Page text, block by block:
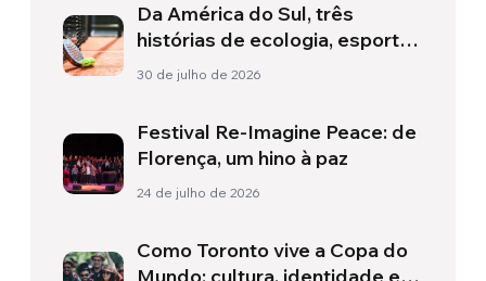
Da América do Sul, três
histórias de ecologia, esporte
e saúde
30 de julho de 2026
Festival Re-Imagine Peace: de
Florença, um hino à paz
24 de julho de 2026
Como Toronto vive a Copa do